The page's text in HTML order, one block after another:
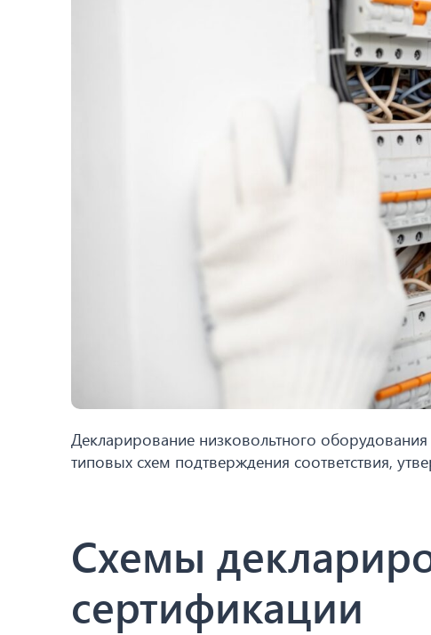
Декларирование низковольтного
типовых схем подтверждения соответствия,
Схемы
сертификации